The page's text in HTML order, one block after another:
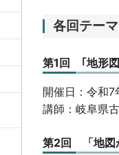
各回テー
第1回 ｢地形図
開催日：令和7
講師：岐阜県
第2回 「地図